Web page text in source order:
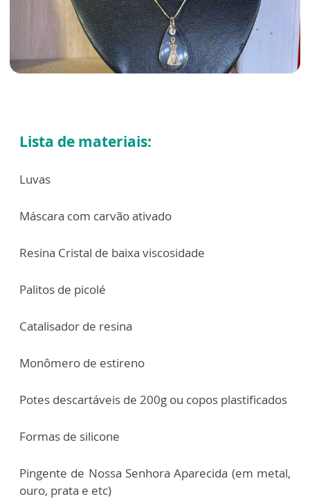
Lista de materiais:
Luvas
Máscara com carvão ativado
Resina Cristal de baixa viscosidade
Palitos de picolé
Catalisador de resina
Monômero de estireno
Potes descartáveis de 200g ou copos plastificados
Formas de silicone
Pingente de Nossa Senhora Aparecida (em metal,
ouro, prata e etc)